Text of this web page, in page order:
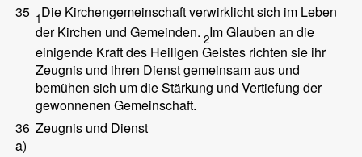
35 1Die Kirchengemeinschaft verwirklicht sich im Leben
der Kirchen und Gemeinden. 2Im Glauben an die
einigende Kraft des Heiligen Geistes richten sie ihr
Zeugnis und ihren Dienst gemeinsam aus und
bemühen sich um die Stärkung und Vertiefung der
gewonnenen Gemeinschaft.
36
a)
Zeugnis und Dienst